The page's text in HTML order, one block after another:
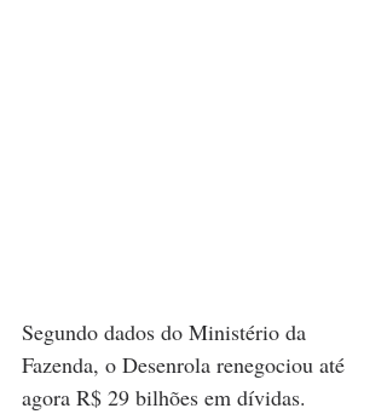
Segundo dados do Ministério da
Fazenda, o Desenrola renegociou até
agora R$ 29 bilhões em dívidas.